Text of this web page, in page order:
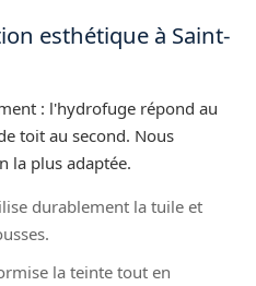
esthétique à Saint-
: l'hydrofuge répond au
toit au second. Nous
la plus adaptée.
durablement la tuile et
la teinte tout en